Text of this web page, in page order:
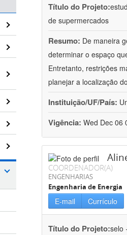
Título do Projeto:
de supermercados
Resumo: De maneira
determinar o espaço
Entretanto, restrições
planejar a localização
Instituição/UF/País:
Vigência: Wed Dec 06
COORDENADOR(A)
ENGENHARIAS
Engenharia de Energia
E-mail Currículo
Título do Projeto:selo